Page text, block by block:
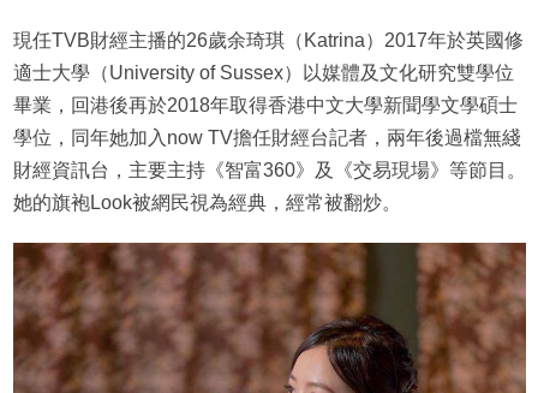
現任TVB財經主播的26歲余琦琪（Katrina）2017年於英國修
適士大學（University of Sussex）以媒體及文化研究雙學位
畢業，回港後再於2018年取得香港中文大學新聞學文學碩士
學位，同年她加入now TV擔任財經台記者，兩年後過檔無綫
財經資訊台，主要主持《智富360》及《交易現場》等節目。
她的旗袍Look被網民視為經典，經常被翻炒。